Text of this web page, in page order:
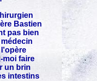
Bastien
pas bien
l'opère
moi faire
un brin
intestins